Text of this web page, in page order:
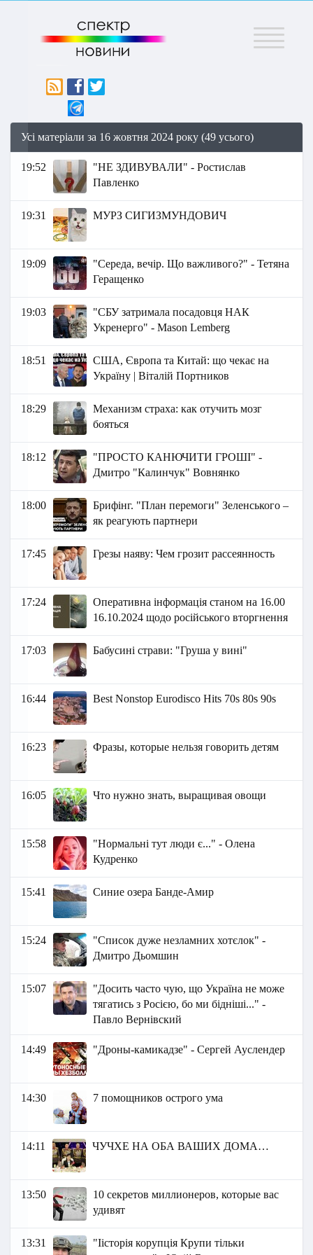
Меню
Усі матеріали за 16 жовтня 2024 року (49 усього)
19:52
"НЕ ЗДИВУВАЛИ" - Ростислав
Павленко
19:31 МУРЗ СИГИЗМУНДОВИЧ
19:09
"Середа, вечір. Що важливого?" - Тетяна
Геращенко
19:03
"СБУ затримала посадовця НАК
Укренерго" - Маson Lemberg
18:51
США, Європа та Китай: що чекає на
Україну | Віталій Портников
18:29
Механизм страха: как отучить мозг
бояться
18:12
"ПРОСТО КАНЮЧИТИ ГРОШІ" -
Дмитро "Калинчук" Вовнянко
18:00
Брифінг. "План перемоги" Зеленського –
як реагують партнери
17:45 Грезы наяву: Чем грозит рассеянность
17:24
Оперативна інформація станом на 16.00
16.10.2024 щодо російського вторгнення
17:03 Бабусині страви: "Груша у вині"
16:44 Best Nonstop Eurodisco Hits 70s 80s 90s
16:23 Фразы, которые нельзя говорить детям
16:05 Что нужно знать, выращивая овощи
15:58
"Нормальні тут люди є..." - Олена
Кудренко
15:41 Синие озера Банде-Амир
15:24
"Список дуже незламних хотєлок" -
Дмитро Дьомшин
15:07
"Досить часто чую, що Україна не може
тягатись з Росією, бо ми бідніші..." -
Павло Вернівский
14:49 "Дроны-камикадзе" - Сергей Ауслендер
14:30 7 помощников острого ума
14:11 ЧУЧХЕ НА ОБА ВАШИХ ДОМА…
13:50
10 секретов миллионеров, которые вас
удивят
13:31
"Іісторія корупція Крупи тільки